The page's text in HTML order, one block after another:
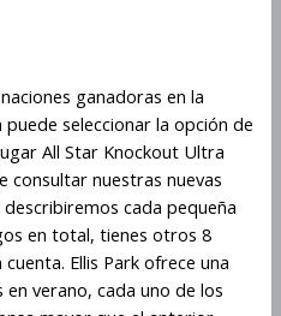
ganadoras en la
seleccionar la opción de
All Star Knockout Ultra
consultar nuestras nuevas
cada pequeña
en total, tienes otros 8
Ellis Park ofrece una
verano, cada uno de los